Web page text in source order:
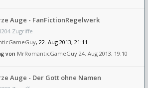
Auge - FanFictionRegelwerk
Zugriffe
, 22. Aug 2013, 21:11
von MrRomanticGameGuy 24. Aug 2013, 19:10
Auge - Der Gott ohne Namen